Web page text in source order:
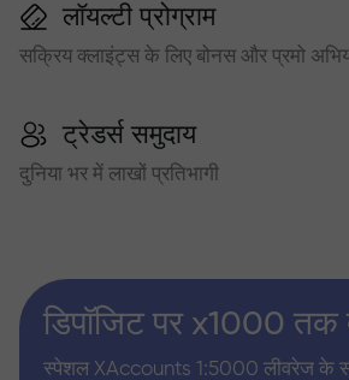
लॉयल्टी प्रोग्राम
सक्रिय क्लाइंट्स के लिए बोनस और प्रमो
ट्रेडर्स समुदाय
दुनिया भर में लाखों प्रतिभागी
डिपॉजिट पर x1000 तक
स्पेशल XAccounts 1:5000 लीवरेज के